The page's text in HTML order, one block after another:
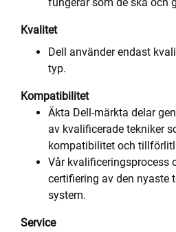
fungerar som de ska och
Kvalitet
Dell använder endast
typ.
Kompatibilitet
Äkta Dell-märkta delar
av kvalificerade tekniker
kompatibilitet och
Vår kvalificeringsprocess
certifiering av den nyaste
system.
Service